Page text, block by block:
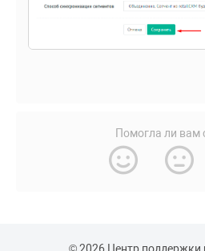
Помогла ли вам